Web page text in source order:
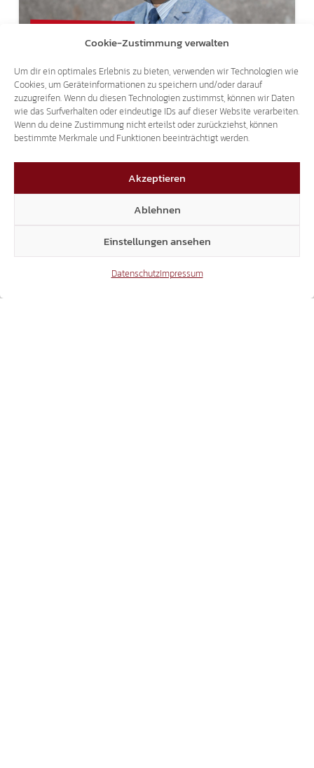
Cookie-Zustimmung verwalten
Um dir ein optimales Erlebnis zu bieten, verwenden wir Technologien wie
Cookies, um Geräteinformationen zu speichern und/oder darauf
zuzugreifen. Wenn du diesen Technologien zustimmst, können wir Daten
wie das Surfverhalten oder eindeutige IDs auf dieser Website verarbeiten.
Wenn du deine Zustimmung nicht erteilst oder zurückziehst, können
bestimmte Merkmale und Funktionen beeinträchtigt werden.
Akzeptieren
Ablehnen
Einstellungen ansehen
DatenschutzImpressum
SVEN KNOLL BEI RAI3 – "AGORÀ ESTATE"